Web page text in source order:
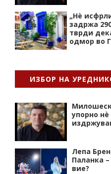
„Нѐ
задржа
тврди
одмор во
ИЗБОР НА
упорно
Лепа
Паланка
вие?